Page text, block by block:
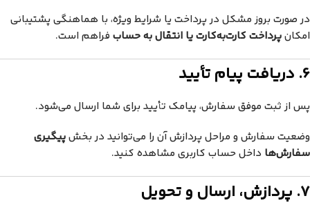
در صورت بروز مشکل در پرداخت یا شرایط ویژه، با هماهنگی پشتیبانی
امکانپرداخت کارت‌به‌کارت یا انتقال به حساب فراهم است.
6. دریافت پیام تأیید
پس از ثبت موفق سفارش، پیامک تأیید برای شما ارسال می‌شود.
وضعیت سفارش و مراحل پردازش آن را می‌توانید در بخشپیگیری
سفارش‌ها داخل حساب کاربری مشاهده کنید.
7. پردازش، ارسال و تحویل